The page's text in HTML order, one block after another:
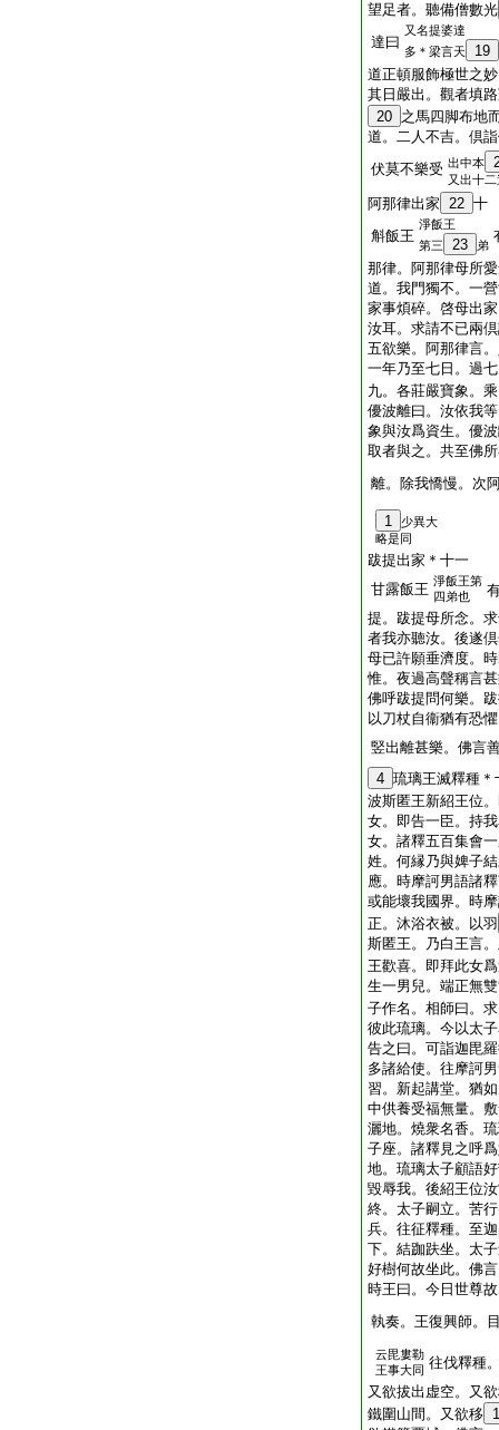
望足者。聽備僧數光
達曰
又名提婆達
多＊梁言天
19
道正頓服飾極世之
其日嚴出。觀者填
20 之馬四脚布地
道。二人不吉。倶
伏莫不樂受 出中本
又出十
阿那律出家 22 十
斛飯王
淨飯王
第三
23 弟
那律。阿那律母所
道。我門獨不。一
家事煩碎。啓母出
汝耳。求請不已兩
五欲樂。阿那律言
一年乃至七日。過
九。各莊嚴寶象。
優波離曰。汝依我
象與汝爲資生。優
取者與之。共至佛
離。除我憍慢。次
1
少異大
略是同
跋提出家＊十一
甘露飯王 淨飯王第
四弟也
提。跋提母所念。
者我亦聽汝。後遂
母已許願垂濟度。
惟。夜過高聲稱言
佛呼跋提問何樂。
以刀杖自衞猶有恐
竪出離甚樂。佛言
4 琉璃王滅釋種＊
波斯匿王新紹王位
女。即告一臣。持
女。諸釋五百集會
姓。何縁乃與婢子
應。時摩訶男語諸
或能壞我國界。時
正。沐浴衣被。以羽
斯匿王。乃白王言
王歡喜。即拜此女
生一男兒。端正無
子作名。相師曰。
彼此琉璃。今以太
告之曰。可詣迦毘
多諸給使。往摩訶
習。新起講堂。猶
中供養受福無量。
灑地。燒衆名香。
子座。諸釋見之呼
地。琉璃太子顧語
毀辱我。後紹王位
終。太子嗣立。苦
兵。往征釋種。至
下。結跏趺坐。太
好樹何故坐此。佛
時王曰。今日世尊
執奏。王復興師。
云毘婁勒
王事大同 往伐釋種
又欲拔出虚空。又
鐵圍山間。又欲移